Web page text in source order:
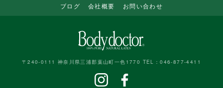
ブログ
会社概要 お問い合わせ
〒240-0111 神奈川県三浦郡葉山町一色1770 TEL：046-877-4411